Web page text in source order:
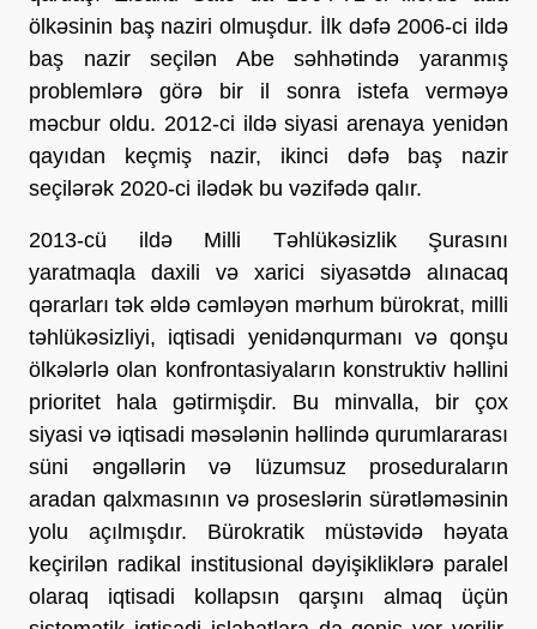
ölkəsinin baş naziri olmuşdur. İlk dəfə 2006-ci ildə
baş nazir seçilən Abe səhhətində yaranmış
problemlərə görə bir il sonra istefa verməyə
məcbur oldu. 2012-ci ildə siyasi arenaya yenidən
qayıdan keçmiş nazir, ikinci dəfə baş nazir
seçilərək 2020-ci ilədək bu vəzifədə qalır.
2013-cü ildə Milli Təhlükəsizlik Şurasını
yaratmaqla daxili və xarici siyasətdə alınacaq
qərarları tək əldə cəmləyən mərhum bürokrat, milli
təhlükəsizliyi, iqtisadi yenidənqurmanı və qonşu
ölkələrlə olan konfrontasiyaların konstruktiv həllini
prioritet hala gətirmişdir. Bu minvalla, bir çox
siyasi və iqtisadi məsələnin həllində qurumlararası
süni əngəllərin və lüzumsuz proseduraların
aradan qalxmasının və proseslərin sürətləməsinin
yolu açılmışdır. Bürokratik müstəvidə həyata
keçirilən radikal institusional dəyişikliklərə paralel
olaraq iqtisadi kollapsın qarşını almaq üçün